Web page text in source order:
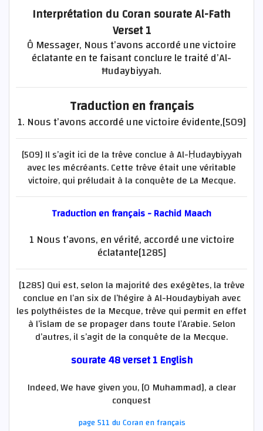
Interprétation du Coran sourate Al-Fath
Verset 1
Ô Messager, Nous t’avons accordé une victoire
éclatante en te faisant conclure le traité d’Al-
Ħudaybiyyah.
Traduction en français
1. Nous t’avons accordé une victoire évidente,[509]
[509] Il s’agit ici de la trêve conclue à Al-Ḥudaybiyyah
avec les mécréants. Cette trêve était une véritable
victoire, qui préludait à la conquête de La Mecque.
Traduction en français - Rachid Maach
1 Nous t’avons, en vérité, accordé une victoire
éclatante[1285]
[1285] Qui est, selon la majorité des exégètes, la trêve
conclue en l’an six de l’hégire à Al-Houdaybiyah avec
les polythéistes de la Mecque, trêve qui permit en effet
à l’islam de se propager dans toute l’Arabie. Selon
d’autres, il s’agit de la conquête de la Mecque.
sourate 48 verset 1 English
Indeed, We have given you, [O Muhammad], a clear
conquest
page 511 du Coran en français